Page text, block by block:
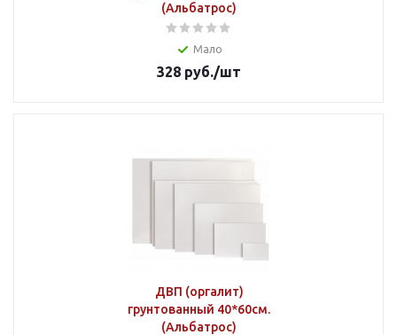
(Альбатрос)
Мало
328 руб./шт
ДВП (оргалит)
грунтованный 40*60см.
(Альбатрос)